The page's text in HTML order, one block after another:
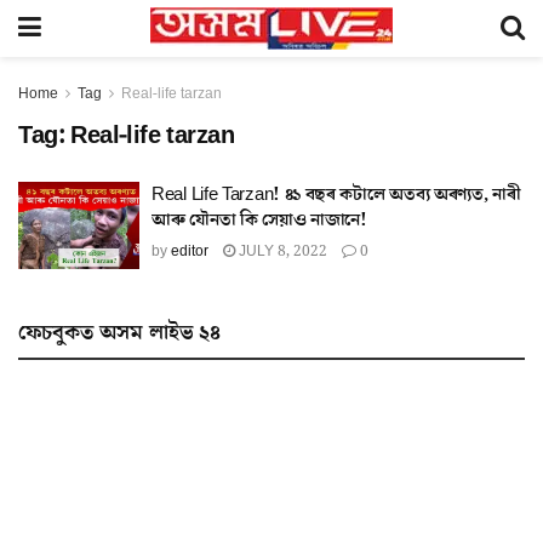
Home Tag Real-life tarzan
Tag: Real-life tarzan
Real Life Tarzan! ৪১ বছৰ কটালে অতব্য অৰণ্যত, নাৰী
আৰু যৌনতা কি সেয়াও নাজানে!
byeditor JULY 8, 2022 0
ফেচবুকত অসম লাইভ ২৪